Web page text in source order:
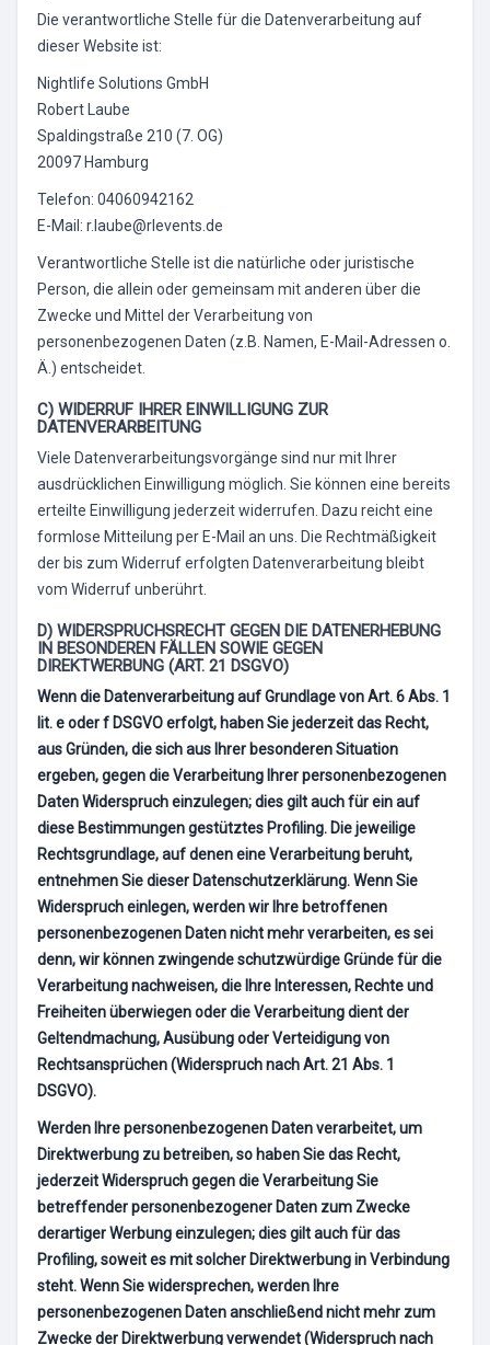
Die verantwortliche Stelle für die Datenverarbeitung auf
dieser Website ist:
Nightlife Solutions GmbH
Robert Laube
Spaldingstraße 210 (7. OG)
20097 Hamburg
Telefon: 04060942162
E-Mail: r.laube@rlevents.de
Verantwortliche Stelle ist die natürliche oder juristische
Person, die allein oder gemeinsam mit anderen über die
Zwecke und Mittel der Verarbeitung von
personenbezogenen Daten (z.B. Namen, E-Mail-Adressen o.
Ä.) entscheidet.
C) WIDERRUF IHRER EINWILLIGUNG ZUR
DATENVERARBEITUNG
Viele Datenverarbeitungsvorgänge sind nur mit Ihrer
ausdrücklichen Einwilligung möglich. Sie können eine bereits
erteilte Einwilligung jederzeit widerrufen. Dazu reicht eine
formlose Mitteilung per E-Mail an uns. Die Rechtmäßigkeit
der bis zum Widerruf erfolgten Datenverarbeitung bleibt
vom Widerruf unberührt.
D) WIDERSPRUCHSRECHT GEGEN DIE DATENERHEBUNG
IN BESONDEREN FÄLLEN SOWIE GEGEN
DIREKTWERBUNG (ART. 21 DSGVO)
Wenn die Datenverarbeitung auf Grundlage von Art. 6 Abs. 1
lit. e oder f DSGVO erfolgt, haben Sie jederzeit das Recht,
aus Gründen, die sich aus Ihrer besonderen Situation
ergeben, gegen die Verarbeitung Ihrer personenbezogenen
Daten Widerspruch einzulegen; dies gilt auch für ein auf
diese Bestimmungen gestütztes Profiling. Die jeweilige
Rechtsgrundlage, auf denen eine Verarbeitung beruht,
entnehmen Sie dieser Datenschutzerklärung. Wenn Sie
Widerspruch einlegen, werden wir Ihre betroffenen
personenbezogenen Daten nicht mehr verarbeiten, es sei
denn, wir können zwingende schutzwürdige Gründe für die
Verarbeitung nachweisen, die Ihre Interessen, Rechte und
Freiheiten überwiegen oder die Verarbeitung dient der
Geltendmachung, Ausübung oder Verteidigung von
Rechtsansprüchen (Widerspruch nach Art. 21 Abs. 1
DSGVO).
Werden Ihre personenbezogenen Daten verarbeitet, um
Direktwerbung zu betreiben, so haben Sie das Recht,
jederzeit Widerspruch gegen die Verarbeitung Sie
betreffender personenbezogener Daten zum Zwecke
derartiger Werbung einzulegen; dies gilt auch für das
Profiling, soweit es mit solcher Direktwerbung in Verbindung
steht. Wenn Sie widersprechen, werden Ihre
personenbezogenen Daten anschließend nicht mehr zum
Zwecke der Direktwerbung verwendet (Widerspruch nach